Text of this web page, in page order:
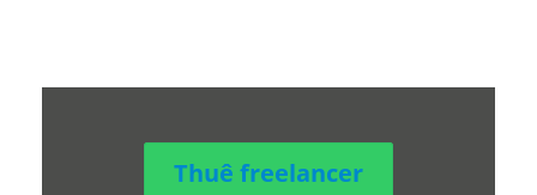
Thuê freelancer